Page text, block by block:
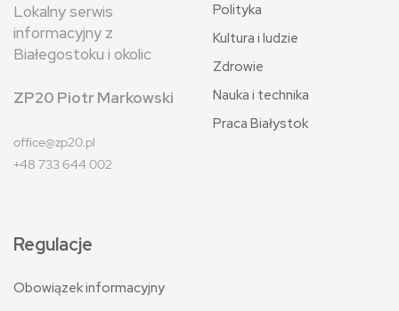
Lokalny serwis
informacyjny z
Białegostoku i okolic
ZP20 Piotr Markowski
office@zp20.pl
+48 733 644 002
Polityka
Kultura i ludzie
Zdrowie
Nauka i technika
Praca Białystok
Regulacje
Obowiązek informacyjny